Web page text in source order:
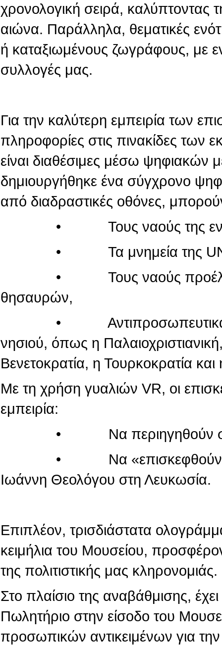
χρονολογική σειρά, καλύπτοντας
αιώνα. Παράλληλα, θεματικές
ή καταξιωμένους ζωγράφους, με
συλλογές μας.
Για την καλύτερη εμπειρία των
πληροφορίες στις πινακίδες των
είναι διαθέσιμες μέσω
δημιουργήθηκε ένα σύγχρονο
από διαδραστικές οθόνες,
• Τους ναούς της εντός
• Τα μνημεία της
• Τους ναούς
θησαυρών,
• Αντιπροσωπευτικά
νησιού, όπως η
Βενετοκρατία, η Τουρκοκρατία
Με τη χρήση γυαλιών VR, οι
εμπειρία:
• Να περιηγηθούν στον
• Να «επισκεφθούν» τον
Ιωάννη Θεολόγου στη Λευκωσία.
Επιπλέον, τρισδιάστατα
κειμήλια του Μουσείου,
της πολιτιστικής μας κληρονομιάς.
Στο πλαίσιο της αναβάθμισης,
Πωλητήριο στην είσοδο του
προσωπικών αντικειμένων για